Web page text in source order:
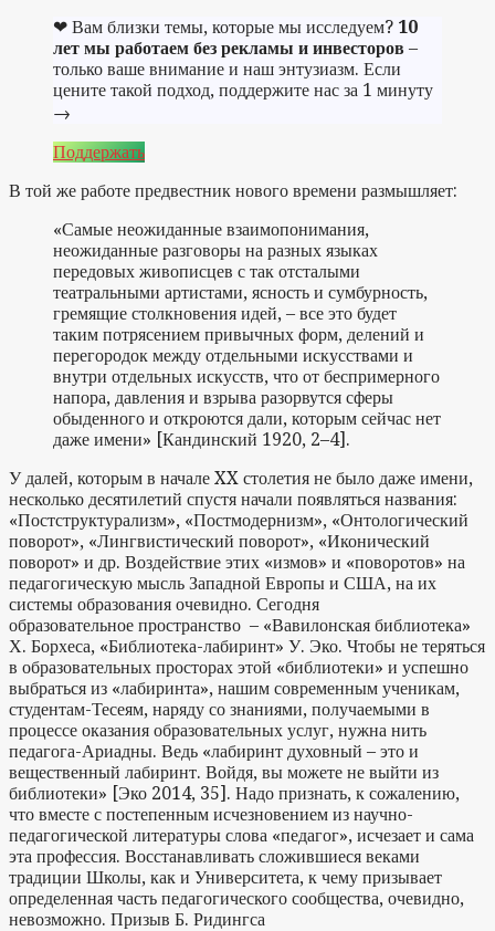
❤ Вам близки темы, которые мы исследуем? 10
лет мы работаем без рекламы и инвесторов –
только ваше внимание и наш энтузиазм. Если
цените такой подход, поддержите нас за 1 минуту
→
Поддержать
В той же работе предвестник нового времени размышляет:
«Самые неожиданные взаимопонимания,
неожиданные разговоры на разных языках
передовых живописцев с так отсталыми
театральными артистами, ясность и сумбурность,
гремящие столкновения идей, – все это будет
таким потрясением привычных форм, делений и
перегородок между отдельными искусствами и
внутри отдельных искусств, что от беспримерного
напора, давления и взрыва разорвутся сферы
обыденного и откроются дали, которым сейчас нет
даже имени» [Кандинский 1920, 2–4].
У далей, которым в начале XX столетия не было даже имени,
несколько десятилетий спустя начали появляться названия:
«Постструктурализм», «Постмодернизм», «Онтологический
поворот», «Лингвистический поворот», «Иконический
поворот» и др. Воздействие этих «измов» и «поворотов» на
педагогическую мысль Западной Европы и США, на их
системы образования очевидно. Сегодня
образовательное пространство – «Вавилонская библиотека»
Х. Борхеса, «Библиотека-лабиринт» У. Эко. Чтобы не теряться
в образовательных просторах этой «библиотеки» и успешно
выбраться из «лабиринта», нашим современным ученикам,
студентам-Тесеям, наряду со знаниями, получаемыми в
процессе оказания образовательных услуг, нужна нить
педагога-Ариадны. Ведь «лабиринт духовный – это и
вещественный лабиринт. Войдя, вы можете не выйти из
библиотеки» [Эко 2014, 35]. Надо признать, к сожалению,
что вместе с постепенным исчезновением из научно-
педагогической литературы слова «педагог», исчезает и сама
эта профессия. Восстанавливать сложившиеся веками
традиции Школы, как и Университета, к чему призывает
определенная часть педагогического сообщества, очевидно,
невозможно. Призыв Б. Ридингса